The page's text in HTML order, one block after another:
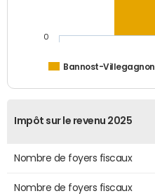
Bannost-Villegagnon
0
Impôt sur le revenu 2025
Nombre de foyers fiscaux
Nombre de foyers fiscaux